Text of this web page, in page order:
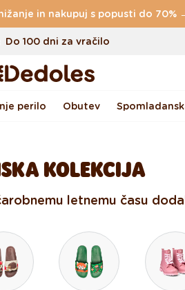
in nakupuj s popusti do 70%
Do 100 dni za vračilo
dizajn ustvarjen pri nas
odpošiljanje v <48 urah
perilo Obutev
KOLEKCIJA
letnemu času